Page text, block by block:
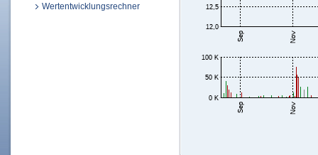
Wertentwicklungsrechner